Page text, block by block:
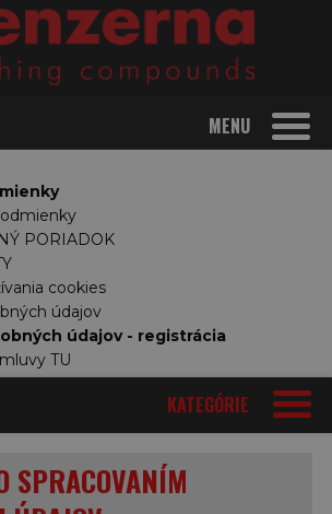
MENU
PORIADOK
cookies
údajov
údajov - registrácia
TU
KATEGÓRIE
SPRACOVANÍM